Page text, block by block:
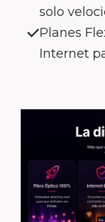
solo
Planes
Internet